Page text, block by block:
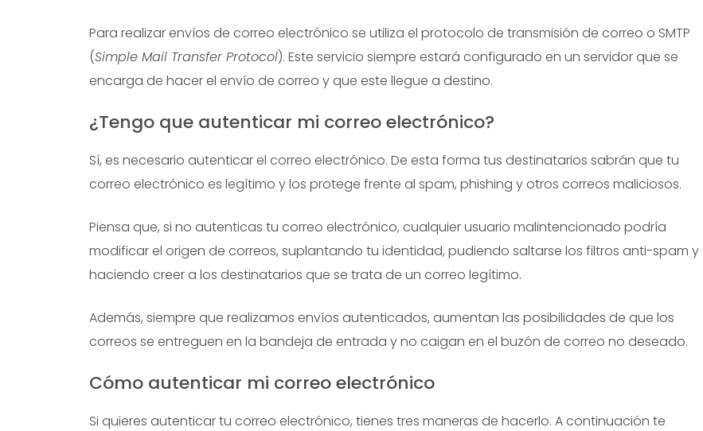
Para realizar envíos de correo electrónico se utiliza el protocolo de transmisión de correo o SMTP
(Simple Mail Transfer Protocol). Este servicio siempre estará configurado en un servidor que se
encarga de hacer el envío de correo y que este llegue a destino.
¿Tengo que autenticar mi correo electrónico?
Sí, es necesario autenticar el correo electrónico. De esta forma tus destinatarios sabrán que tu
correo electrónico es legítimo y los protege frente al spam, phishing y otros correos maliciosos.
Piensa que, si no autenticas tu correo electrónico, cualquier usuario malintencionado podría
modificar el origen de correos, suplantando tu identidad, pudiendo saltarse los filtros anti-spam y
haciendo creer a los destinatarios que se trata de un correo legítimo.
Además, siempre que realizamos envíos autenticados, aumentan las posibilidades de que los
correos se entreguen en la bandeja de entrada y no caigan en el buzón de correo no deseado.
Cómo autenticar mi correo electrónico
Si quieres autenticar tu correo electrónico, tienes tres maneras de hacerlo. A continuación te